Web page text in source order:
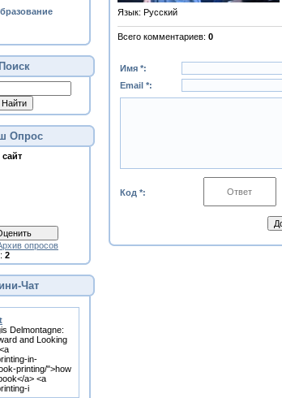
Поиск
Опрос
опросов
2
Чат
Язык: Русский
Всего комментариев: 0
Имя *:
Email *:
Код *: